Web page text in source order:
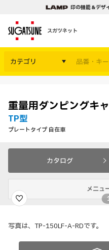
印の機能＆デザ
スガツネット
カテゴリ
重量用ダンピングキ
TP型
プレートタイプ 自在車
カタログ
メニュ
写真は、TP-150LF-A-RDです。